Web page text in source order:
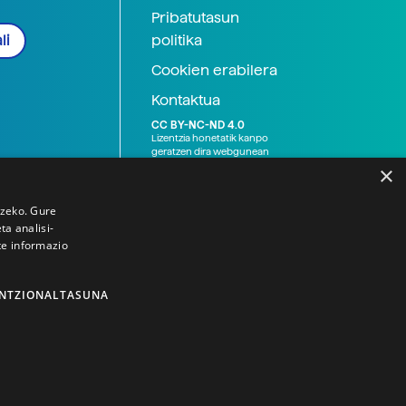
Pribatutasun
politika
Cookien erabilera
Kontaktua
CC BY-NC-ND 4.0
Lizentzia honetatik kanpo
geratzen dira webgunean
×
Gure
analisi-
informazio